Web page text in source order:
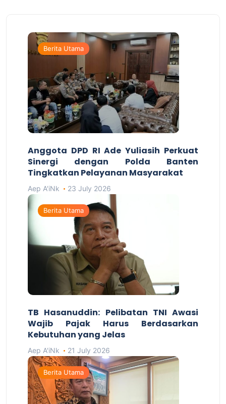
Berita Utama
Anggota DPD RI Ade Yuliasih Perkuat
Sinergi dengan Polda Banten
Tingkatkan Pelayanan Masyarakat
Aep A'iNk 23 July 2026
Berita Utama
TB Hasanuddin: Pelibatan TNI Awasi
Wajib Pajak Harus Berdasarkan
Kebutuhan yang Jelas
Aep A'iNk 21 July 2026
Berita Utama